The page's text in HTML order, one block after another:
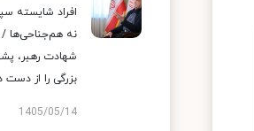
افراد شایسته
نه هم‌جناحی‌ها /
شهادت رهبر،
بزرگی را از دست
1405/05/14